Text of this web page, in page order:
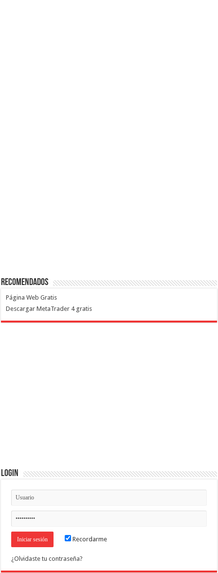
Recomendados
Página Web Gratis
Descargar MetaTrader 4 gratis
Login
Recordarme
¿Olvidaste tu contraseña?